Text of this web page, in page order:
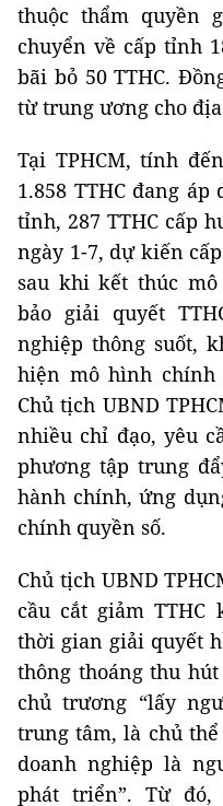
thuộc thẩm quyền
chuyển về cấp tỉnh
bãi bỏ 50 TTHC.
từ trung ương cho
Tại TPHCM, tính
1.858 TTHC đang áp
tỉnh, 287 TTHC cấp
ngày 1-7, dự kiến
sau khi kết thúc
bảo giải quyết
nghiệp thông suốt,
hiện mô hình chính
Chủ tịch UBND
nhiều chỉ đạo, yêu
phương tập trung
hành chính, ứng
chính quyền số.
Chủ tịch UBND
cầu cắt giảm
thời gian giải quyết
thông thoáng thu
chủ trương “lấy
trung tâm, là chủ
doanh nghiệp là
phát triển”. Từ